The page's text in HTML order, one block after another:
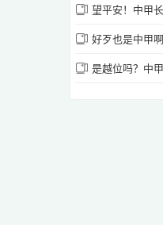
好歹也是中甲
是越位吗？中